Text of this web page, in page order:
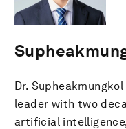
Dr.
leader with two
artificial